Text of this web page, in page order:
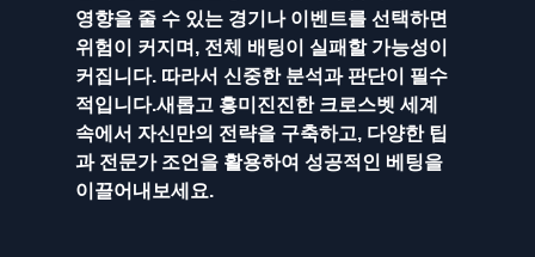
영향을 줄 수 있는 경기나 이벤트를 선택하면
위험이 커지며, 전체 배팅이 실패할 가능성이
커집니다. 따라서 신중한 분석과 판단이 필수
적입니다.새롭고 흥미진진한 크로스벳 세계
속에서 자신만의 전략을 구축하고, 다양한 팁
과 전문가 조언을 활용하여 성공적인 베팅을
이끌어내보세요.